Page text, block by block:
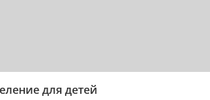
для детей